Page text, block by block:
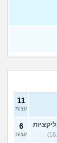
עצות
7
עצות
11
עצות
6
עצות